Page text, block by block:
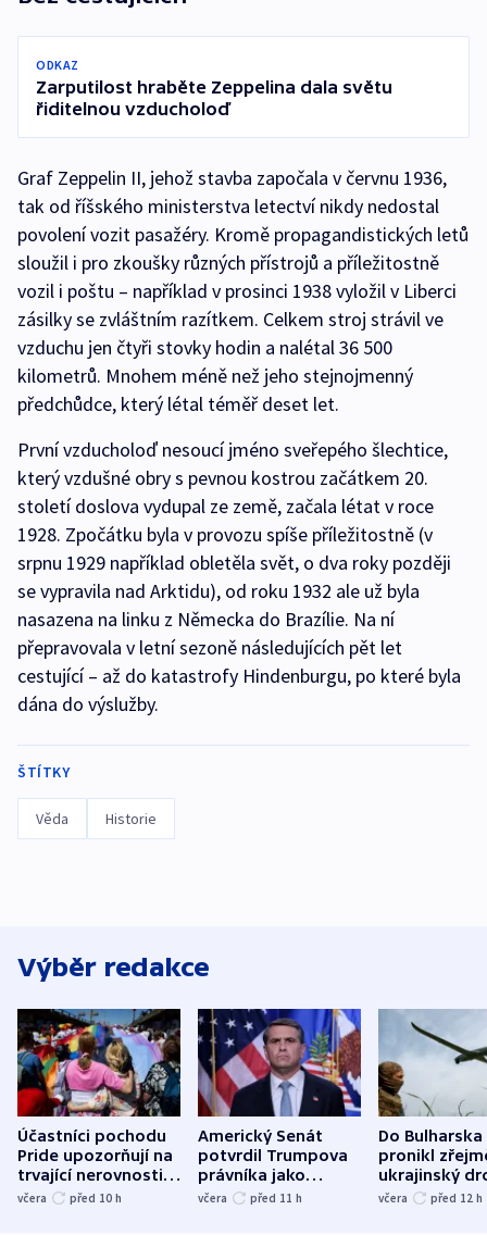
ODKAZ
Zarputilost hraběte Zeppelina dala světu
řiditelnou vzducholoď
Graf Zeppelin II, jehož stavba započala v červnu 1936,
tak od říšského ministerstva letectví nikdy nedostal
povolení vozit pasažéry. Kromě propagandistických letů
sloužil i pro zkoušky různých přístrojů a příležitostně
vozil i poštu – například v prosinci 1938 vyložil v Liberci
zásilky se zvláštním razítkem. Celkem stroj strávil ve
vzduchu jen čtyři stovky hodin a nalétal 36 500
kilometrů. Mnohem méně než jeho stejnojmenný
předchůdce, který létal téměř deset let.
První vzducholoď nesoucí jméno sveřepého šlechtice,
který vzdušné obry s pevnou kostrou začátkem 20.
století doslova vydupal ze země, začala létat v roce
1928. Zpočátku byla v provozu spíše příležitostně (v
srpnu 1929 například obletěla svět, o dva roky později
se vypravila nad Arktidu), od roku 1932 ale už byla
nasazena na linku z Německa do Brazílie. Na ní
přepravovala v letní sezoně následujících pět let
cestující – až do katastrofy Hindenburgu, po které byla
dána do výslužby.
ŠTÍTKY
Věda Historie
Výběr redakce
Účastníci pochodu
Pride upozorňují na
trvající nerovnosti i
společenskou
včera před 10 h
Americký Senát
potvrdil Trumpova
právníka jako
ministra
včera před 11 h
Do Bulharska
pronikl
ukrajinský
explodoval
včera před 12 h